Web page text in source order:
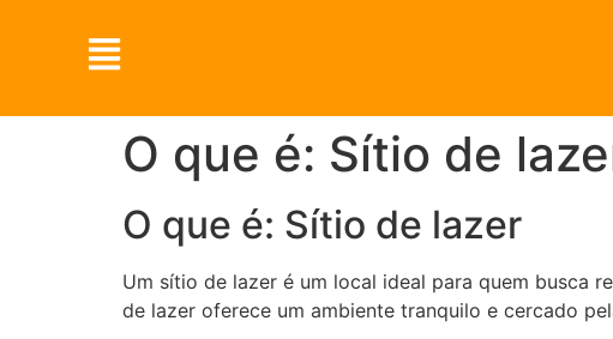
O que é: Sítio de
O que é: Sítio de lazer
Um sítio de lazer é um local ideal para quem busca
de lazer oferece um ambiente tranquilo e cercado